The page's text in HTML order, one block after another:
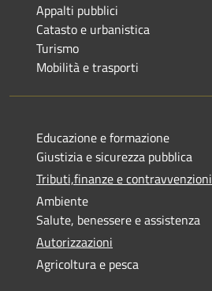
Appalti pubblici
Catasto e urbanistica
Turismo
Mobilità e trasporti
Educazione e formazione
Giustizia e sicurezza pubblica
Tributi,finanze e contravvenzioni
Ambiente
Salute, benessere e assistenza
Autorizzazioni
Agricoltura e pesca